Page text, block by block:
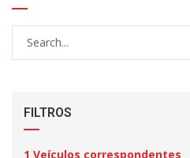
FILTROS
1 Veículos correspondentes